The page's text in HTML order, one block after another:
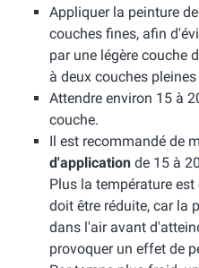
Appliquer la peinture
couches fines, afin
par une légère couche
à deux couches
Attendre environ 15 à
couche.
Il est recommandé de
d'application de 15 à
Plus la température
doit être réduite, car la
dans l'air avant
provoquer un effet de